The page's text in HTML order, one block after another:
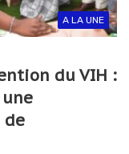
A LA UNE
du VIH :
de